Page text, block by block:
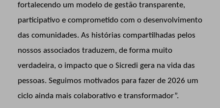
fortalecendo um modelo de gestão transparente,
participativo e comprometido com o desenvolvimento
das comunidades. As histórias compartilhadas pelos
nossos associados traduzem, de forma muito
verdadeira, o impacto que o Sicredi gera na vida das
pessoas. Seguimos motivados para fazer de 2026 um
ciclo ainda mais colaborativo e transformador”.